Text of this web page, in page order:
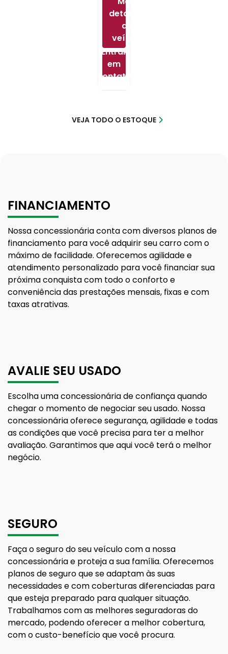
detalhes
do
veículo
Entrar
em
contato
VEJA TODO O ESTOQUE
FINANCIAMENTO
Nossa concessionária conta com diversos planos de
financiamento para você adquirir seu carro com o
máximo de facilidade. Oferecemos agilidade e
atendimento personalizado para você financiar sua
próxima conquista com todo o conforto e
conveniência das prestações mensais, fixas e com
taxas atrativas.
AVALIE SEU USADO
Escolha uma concessionária de confiança quando
chegar o momento de negociar seu usado. Nossa
concessionária oferece segurança, agilidade e todas
as condições que você precisa para ter a melhor
avaliação. Garantimos que aqui você terá o melhor
negócio.
SEGURO
Faça o seguro do seu veículo com a nossa
concessionária e proteja a sua família. Oferecemos
planos de seguro que se adaptam às suas
necessidades e com coberturas diferenciadas para
que esteja preparado para qualquer situação.
Trabalhamos com as melhores seguradoras do
mercado, podendo oferecer a melhor cobertura,
com o custo-benefício que você procura.